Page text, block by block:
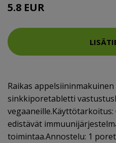
5.8 EUR
Raikas
sinkkiporetabletti
edistävät
toimintaa.Annostelu: 1